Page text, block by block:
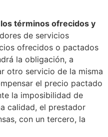
términos ofrecidos y
de servicios
ofrecidos o pactados
la obligación, a
otro servicio de la misma
el precio pactado
la imposibilidad de
calidad, el prestador
con un tercero, la